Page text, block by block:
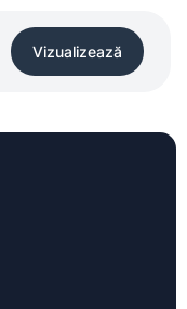
Vizualizează